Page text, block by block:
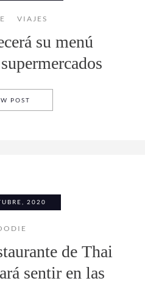
VIAJES
su menú
POST
2020
de Thai
sentir en las